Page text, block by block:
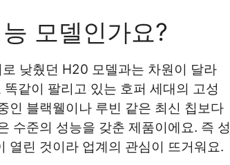
모델인가요?
낮췄던 H20 모델과는 차원이 달라
같이 팔리고 있는 호퍼 세대의 고성
인 블랙웰이나 루빈 같은 최신 칩보다
수준의 성능을 갖춘 제품이에요. 즉 성
열린 것이라 업계의 관심이 뜨거워요.